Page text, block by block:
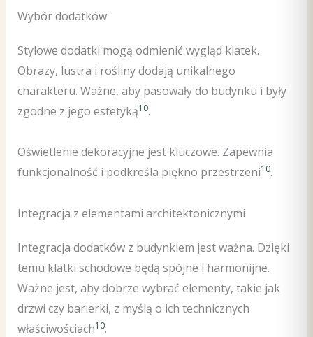
Wybór dodatków
Stylowe dodatki mogą odmienić wygląd klatek.
Obrazy, lustra i rośliny dodają unikalnego
charakteru. Ważne, aby pasowały do budynku i były
zgodne z jego estetyką10.
Oświetlenie dekoracyjne jest kluczowe. Zapewnia
funkcjonalność i podkreśla piękno przestrzeni10.
Integracja z elementami architektonicznymi
Integracja dodatków z budynkiem jest ważna. Dzięki
temu klatki schodowe będą spójne i harmonijne.
Ważne jest, aby dobrze wybrać elementy, takie jak
drzwi czy barierki, z myślą o ich technicznych
właściwościach10.